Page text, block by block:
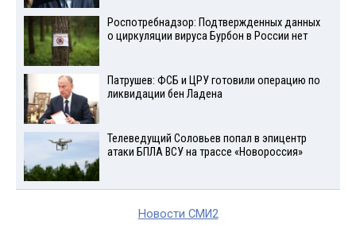
Роспотребнадзор: Подтвержденных данных
о циркуляции вируса Бурбон в России нет
Патрушев: ФСБ и ЦРУ готовили операцию по
ликвидации бен Ладена
Телеведущий Соловьев попал в эпицентр
атаки БПЛА ВСУ на трассе «Новороссия»
Новости СМИ2